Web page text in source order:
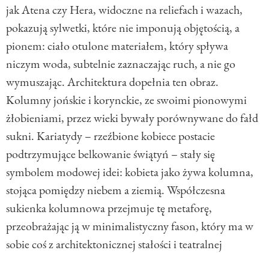
jak Atena czy Hera, widoczne na reliefach i wazach,
pokazują sylwetki, które nie imponują objętością, a
pionem: ciało otulone materiałem, który spływa
niczym woda, subtelnie zaznaczając ruch, a nie go
wymuszając. Architektura dopełnia ten obraz.
Kolumny jońskie i korynckie, ze swoimi pionowymi
żłobieniami, przez wieki bywały porównywane do fałd
sukni. Kariatydy – rzeźbione kobiece postacie
podtrzymujące belkowanie świątyń – stały się
symbolem modowej idei: kobieta jako żywa kolumna,
stojąca pomiędzy niebem a ziemią. Współczesna
sukienka kolumnowa przejmuje tę metaforę,
przeobrażając ją w minimalistyczny fason, który ma w
sobie coś z architektonicznej stałości i teatralnej